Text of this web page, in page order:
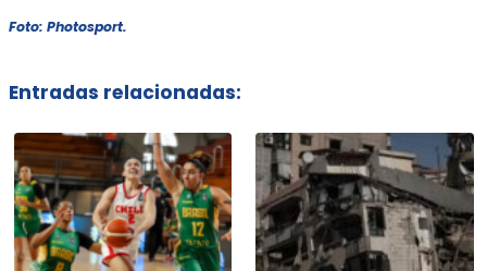
Foto: Photosport.
Entradas relacionadas: